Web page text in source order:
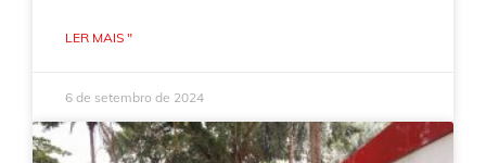
LER MAIS "
6 de setembro de 2024